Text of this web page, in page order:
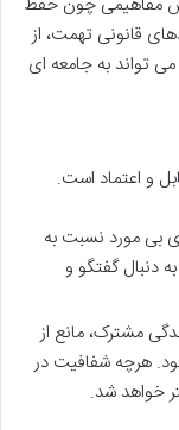
قانونی تهمت، از
تواند به جامعه ای
و اعتماد است.
بی مورد نسبت به
دنبال گفتگو و
مشترک، مانع از
هرچه شفافیت در
خواهد شد.